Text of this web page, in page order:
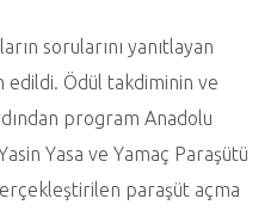
sorularını yanıtlayan
edildi. Ödül takdiminin ve
program Anadolu
Yasa ve Yamaç Paraşütü
paraşüt açma